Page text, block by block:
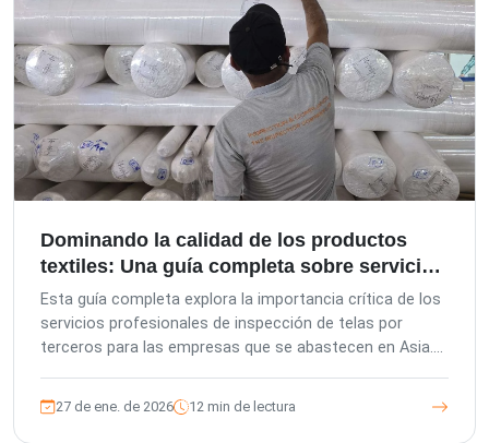
Dominando la calidad de los productos
textiles: Una guía completa sobre servicios
de inspección en Asia
Esta guía completa explora la importancia crítica de los
servicios profesionales de inspección de telas por
terceros para las empresas que se abastecen en Asia.
compradores extranjeros, a las oficinas de compras
locales y a las fábricas a garantizar la calidad de los
27 de ene. de 2026 12 min de lectura